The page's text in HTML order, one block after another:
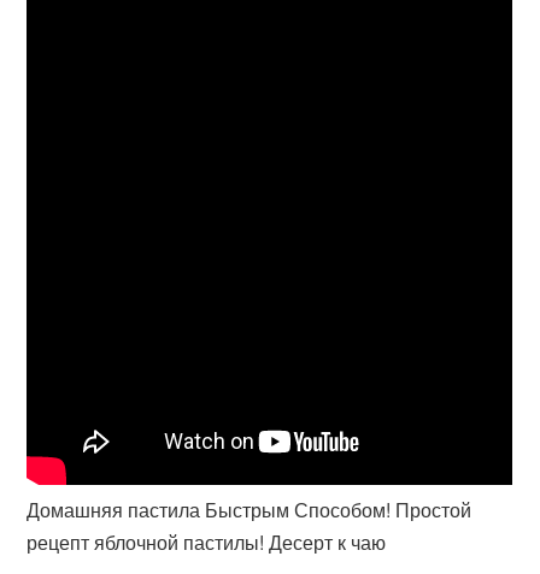
Домашняя пастила Быстрым Способом! Простой
рецепт яблочной пастилы! Десерт к чаю